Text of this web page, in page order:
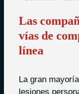
Las
vías de
línea
La gran
lesiones